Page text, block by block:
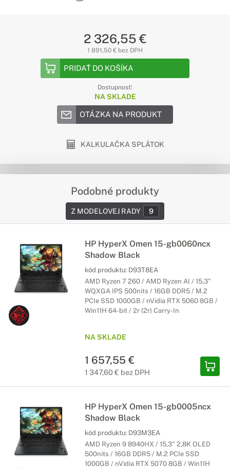
2 326,55 €
1 891,50 € bez DPH
PRIDAŤ DO KOŠÍKA
Dostupnosť:
NA SKLADE
OTÁZKA NA PRODUKT
KALKULAČKA SPLÁTOK
Podobné produkty
Z MODELOVEJ RADY 9
HP HyperX Omen 15-gb0060ncx
Shadow Black
kód produktu: D93T8EA
AMD Ryzen 7 260 / AMD Ryzen AI / 15,3"
WQXGA IPS 500nits / 16GB DDR5 / M.2
PCIe SSD 1000GB / nVidia RTX 5060 8GB /
Win11H 64-bit / 2r (2r) Carry-In
NA SKLADE
1 657,55 €
1 347,60 € bez DPH
HP HyperX Omen 15-gb0005ncx
Shadow Black
kód produktu: D93M3EA
AMD Ryzen 9 8940HX / 15,3" 2,8K OLED
500nits / 16GB DDR5 / M.2 PCIe SSD
1000GB / nVidia RTX 5070 8GB / Win11H